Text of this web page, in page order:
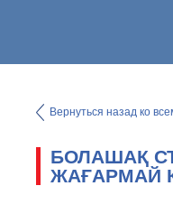
Вернуться назад ко
БОЛАШАҚ
ЖАҒАРМАЙ